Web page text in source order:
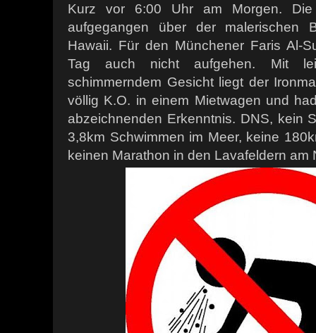
Kurz vor 6:00 Uhr am Morgen.
aufgegangen über der malerischen
Hawaii. Für den Münchener Faris Al-
Tag auch nicht aufgehen. Mit
schimmerndem Gesicht liegt der
völlig K.O. in einem Mietwagen und
abzeichnenden Erkenntnis. DNS, kein
3,8km Schwimmen im Meer, keine
keinen Marathon in den Lavafeldern